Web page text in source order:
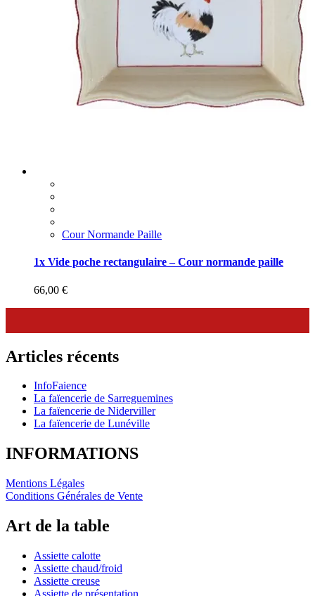
Cour Normande Paille
1x Vide poche rectangulaire – Cour normande paille
66,00 €
Articles récents
InfoFaience
La faïencerie de Sarreguemines
La faïencerie de Niderviller
La faïencerie de Lunéville
INFORMATIONS
Mentions Légales
Conditions Générales de Vente
Art de la table
Assiette calotte
Assiette chaud/froid
Assiette creuse
Assiette de présentation